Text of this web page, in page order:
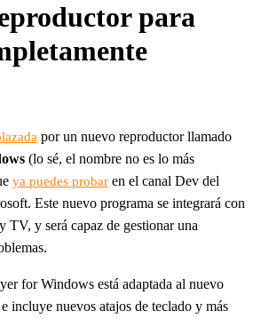
para
por un nuevo reproductor llamado
(lo sé, el nombre no es lo más
ya puedes probar en el canal Dev del
Este nuevo programa se integrará con
TV, y será capaz de gestionar una
for Windows está adaptada al nuevo
incluye nuevos atajos de teclado y más